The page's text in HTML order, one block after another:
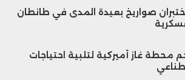
صواريخ بعيدة المدى في طانطان
محطة غاز أميركية لتلبية احتياجات